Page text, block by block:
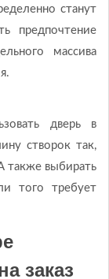
станут
предпочтение
массива
дверь в
створок так,
также выбирать
того требует
заказ